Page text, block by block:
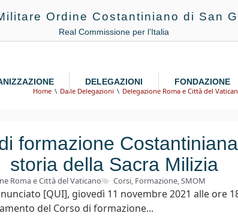
Ordine Costantiniano di San
Real Commissione per l’Italia
DELEGAZIONI FONDAZIONE
Home Dalle Delegazioni Delegazione Roma e Città del
formazione
storia della Sacra Milizia
Roma e Città del Vaticano Corsi, Formazione,SMOM
[QUI], giovedì 11 novembre 2021 alle ore
del Corso di formazione...